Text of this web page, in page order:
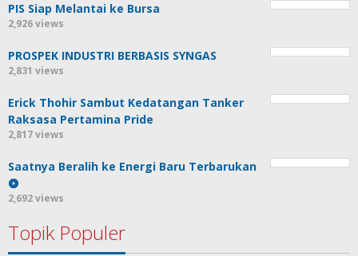
PIS Siap Melantai ke Bursa
2,926 views
PROSPEK INDUSTRI BERBASIS SYNGAS
2,831 views
Erick Thohir Sambut Kedatangan Tanker
Raksasa Pertamina Pride
2,817 views
Saatnya Beralih ke Energi Baru Terbarukan
2,692 views
Topik Populer